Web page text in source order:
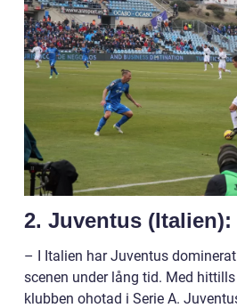
2. Juventus (Italien):
– I Italien har Juventus
scenen under lång tid. Med
klubben ohotad i Serie A.